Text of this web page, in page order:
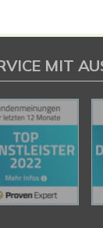
MIT